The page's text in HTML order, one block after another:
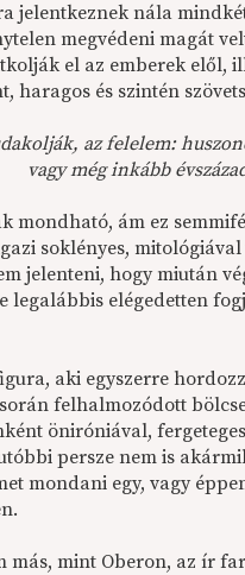
jelentkeznek nála
megvédeni magát
el az emberek elől,
haragos és szintén
az felelem:
vagy még inkább
mondható, ám ez
soklényes,
jelenteni, hogy miután
elégedetten
aki egyszerre
felhalmozódott
öniróniával,
persze nem is
mondani egy, vagy
más, mint Oberon, az ír